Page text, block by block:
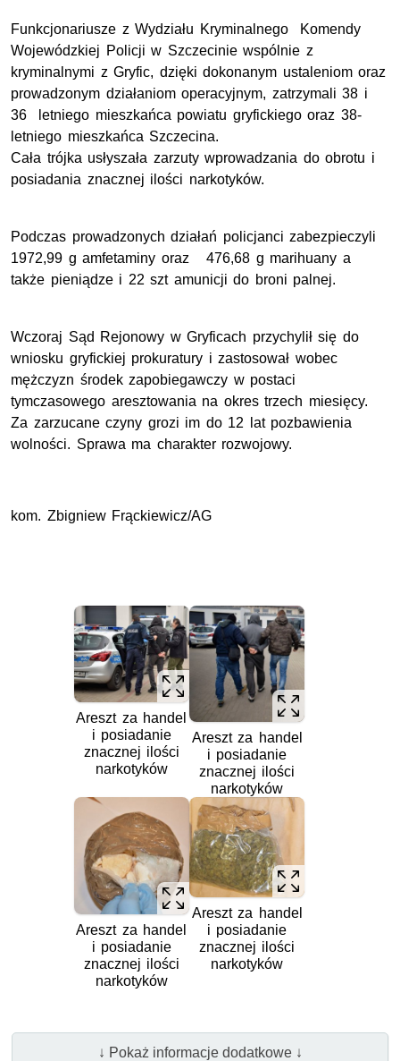
Funkcjonariusze z Wydziału Kryminalnego Komendy
Wojewódzkiej Policji w Szczecinie wspólnie z
kryminalnymi z Gryfic, dzięki dokonanym ustaleniom oraz
prowadzonym działaniom operacyjnym, zatrzymali 38 i
36 letniego mieszkańca powiatu gryfickiego oraz 38-
letniego mieszkańca Szczecina.
Cała trójka usłyszała zarzuty wprowadzania do obrotu i
posiadania znacznej ilości narkotyków.
Podczas prowadzonych działań policjanci zabezpieczyli
1972,99 g amfetaminy oraz 476,68 g marihuany a
także pieniądze i 22 szt amunicji do broni palnej.
Wczoraj Sąd Rejonowy w Gryficach przychylił się do
wniosku gryfickiej prokuratury i zastosował wobec
mężczyzn środek zapobiegawczy w postaci
tymczasowego aresztowania na okres trzech miesięcy.
Za zarzucane czyny grozi im do 12 lat pozbawienia
wolności. Sprawa ma charakter rozwojowy.
kom. Zbigniew Frąckiewicz/AG
Areszt za handel
i posiadanie
znacznej ilości
narkotyków
Areszt za handel
i posiadanie
znacznej ilości
narkotyków
Areszt za handel
i posiadanie
znacznej ilości
narkotyków
Areszt za handel
i posiadanie
znacznej ilości
narkotyków
↓ Pokaż informacje dodatkowe ↓